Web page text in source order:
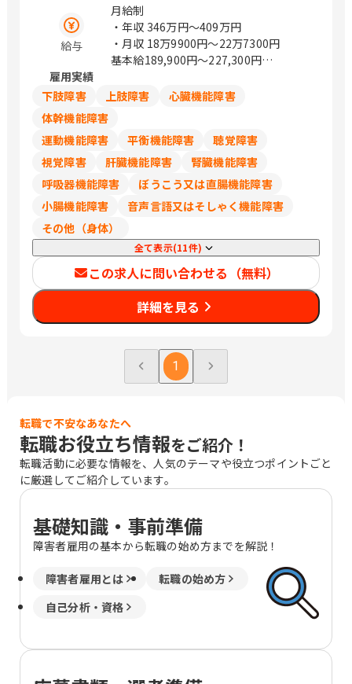
ワービル5F） 山形県山形市篭田3-9-5
福島県郡山市本町一丁目4－8 茨城県水
戸市城南1-1-6 （サザン水戸ビル301）
栃木県宇都宮市城東1丁目-11-5 群馬県
ま市浦和区岸町4-26-15 （浦和SHビル
町1丁目16-3 （SAISHOビル2階） 千葉
県千葉市中央区問屋町1-35 （千葉ポー
町1-3-1 Face13階 （ご予約制） 千葉県
流山市おおたかの森西1-2-3 （アゼリア
テラス9階） 東京都豊島区西池袋1-11-1
（メトロポリタンプラザビル11階） 東
京都新宿区西新宿3-6-11 （西新宿KSビ
ル1F） 東京都港区南青山2-26-1 （D－
LIFEPLACE南青山1階） 東京都立川市曙
町2-37-7 （コアシティ立川1F） 神奈川
県横浜市西区みなとみらい3-7-1
神奈川県横浜市西区みなとみらい4-4-5
（横浜アイマークプレイス4階） 神奈川
県海老名市めぐみ町2番2号 （ViNA
市辻堂神台2-2-1 （アイクロス湘南9
階） 新潟県新潟市中央区上所中1-7-23
石川県金沢市鞍月4丁目125 山梨県甲府
市上石田3-6-38 長野県松本市渚二丁目4
番31号（2F） 岐阜県岐阜市市橋3丁目4
1 （伊伝静岡駅南ビル6F） 愛知県名古
屋市中区栄3-18-1 （ナディアパークビ
ジネスセンタービル16F） 愛知県名古屋
市中区栄3-18-1 （ナディアパークビジ
ネスセンタービル16F） 愛知県豊橋市曙
町松並101番地206 愛知県岡崎市唐沢町
11番地5 （第一生命・三井住友海上岡崎
号 （近江伊吹館 1階） 滋賀県彦根市大
給与
月給制
・年収 346万円〜409万円
・月収 18万9900円〜22万7300円
基本給189,900円～227,300円
※試用期間中の労働条件は同条件
雇用実績
下肢障害
上肢障害
心臓機能障害
体幹機能障害
運動機能障害
平衡機能障害
聴覚障害
視覚障害
肝臓機能障害
腎臓機能障害
呼吸器機能障害
ぼうこう又は直腸機能障害
小腸機能障害
音声言語又はそしゃく機能障害
その他（身体）
全て表示(11件)
この求人に問い合わせる（無料）
詳細を見る
1
転職で不安なあなたへ
転職お役立ち情報をご紹介！
転職活動に必要な情報を、人気のテーマや役立つポイントごと
に厳選してご紹介しています。
基礎知識・事前準備
障害者雇用の基本から転職の始め方までを解説！
障害者雇用とは
転職の始め方
自己分析・資格